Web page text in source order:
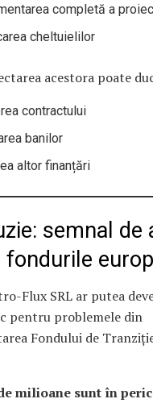
completă a
cheltuielilor
acestora poate
contractului
banilor
altor finanțări
semnal de
fondurile
Flux SRL ar putea
pentru problemele din
Fondului de
milioane sunt în